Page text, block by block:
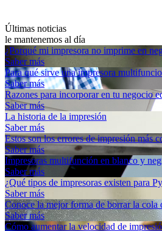
Últimas noticias
le mantenemos al día
¿Porqué mi impresora no imprime en
Saber más
Para qué sirve una impresora
Saber más
Razones para incorporar en tu negocio
Saber más
La historia de la impresión
Saber más
Estos son los errores de impresión más
Saber más
Impresoras multifunción en blanco y
Saber más
¿Qué tipos de impresoras existen para
Saber más
Conoce la mejor forma de borrar la cola
Saber más
Cómo aumentar la velocidad de